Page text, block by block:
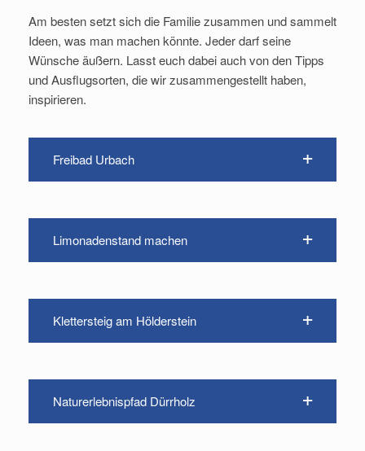
Am besten setzt sich die Familie zusammen und sammelt
Ideen, was man machen könnte. Jeder darf seine
Wünsche äußern. Lasst euch dabei auch von den Tipps
und Ausflugsorten, die wir zusammengestellt haben,
inspirieren.
Freibad Urbach
Limonadenstand machen
Klettersteig am Hölderstein
Naturerlebnispfad Dürrholz